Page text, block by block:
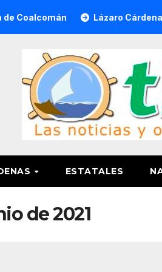
Lázaro Cárdenas se
ESTATALES
de 2021